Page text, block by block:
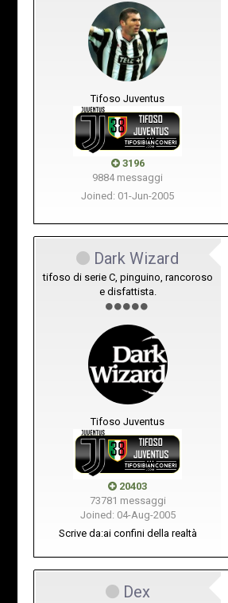
Tifoso Juventus
3196
9884 messaggi
Joined: 01-Jun-2005
Dark Wizard
tifoso di serie C, pinguino, rancoroso
e disfattista.
Tifoso Juventus
20403
73781 messaggi
Joined: 04-Aug-2005
Scrive da:ai confini della realtà
Dex